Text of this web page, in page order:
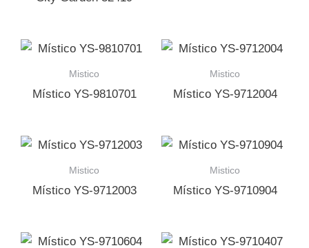
Mistico
Místico YS-9810701
Mistico
Místico YS-9712004
Mistico
Místico YS-9712003
Mistico
Místico YS-9710904